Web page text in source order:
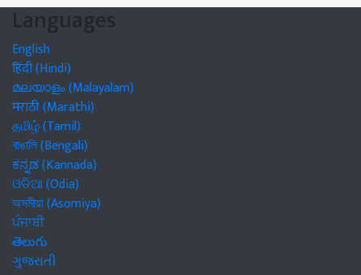
Languages
English
हिंदी (Hindi)
മലയാളം (Malayalam)
मराठी (Marathi)
தமிழ் (Tamil)
বাঙালি (Bengali)
ಕನ್ನಡ (Kannada)
ଓଡିଆ (Odia)
অসমীয়া (Asomiya)
ਪੰਜਾਬੀ
తెలుగు
ગુજરાતી